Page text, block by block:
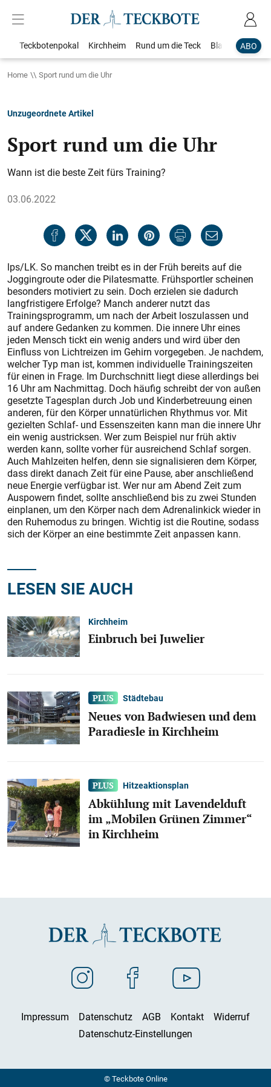
ABO
Teckbotenpokal Kirchheim Rund um die Teck Blaulicht
Home Sport rund um die Uhr
Unzugeordnete Artikel
Sport rund um die Uhr
Wann ist die beste Zeit fürs Training?
03.06.2022
lps/LK. So manchen treibt es in der Früh bereits auf die
Joggingroute oder die Pilatesmatte. Frühsportler scheinen
besonders motiviert zu sein. Doch erzielen sie dadurch
langfristigere Erfolge? Manch anderer nutzt das
Trainingsprogramm, um nach der Arbeit loszulassen und
auf andere Gedanken zu kommen. Die innere Uhr eines
jeden Mensch tickt ein wenig anders und wird über den
Einfluss von Lichtreizen im Gehirn vorgegeben. Je nachdem,
welcher Typ man ist, kommen individuelle Trainingszeiten
für einen in Frage. Im Durchschnitt liegt diese allerdings bei
16 Uhr am Nachmittag. Doch häufig schreibt der von außen
gesetzte Tagesplan durch Job und Kinderbetreuung einen
anderen, für den Körper unnatürlichen Rhythmus vor. Mit
gezielten Schlaf- und Essenszeiten kann man die innere Uhr
ein wenig austricksen. Wer zum Beispiel nur früh aktiv
werden kann, sollte vorher für ausreichend Schlaf sorgen.
Auch Mahlzeiten helfen, denn sie signalisieren dem Körper,
dass direkt danach Zeit für eine Pause, aber anschließend
neue Energie verfügbar ist. Wer nur am Abend Zeit zum
Auspowern findet, sollte anschließend bis zu zwei Stunden
einplanen, um den Körper nach dem Adrenalinkick wieder in
den Ruhemodus zu bringen. Wichtig ist die Routine, sodass
sich der Körper an eine bestimmte Zeit anpassen kann.
LESEN SIE AUCH
Kirchheim
Einbruch bei Juwelier
Städtebau
Neues von Badwiesen und dem
Paradiesle in Kirchheim
Hitzeaktionsplan
Abkühlung mit Lavendelduft
im „Mobilen Grünen Zimmer“
in Kirchheim
Impressum Datenschutz AGB Kontakt
Widerruf
Datenschutz-Einstellungen
© Teckbote Online